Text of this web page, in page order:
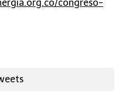
congreso-